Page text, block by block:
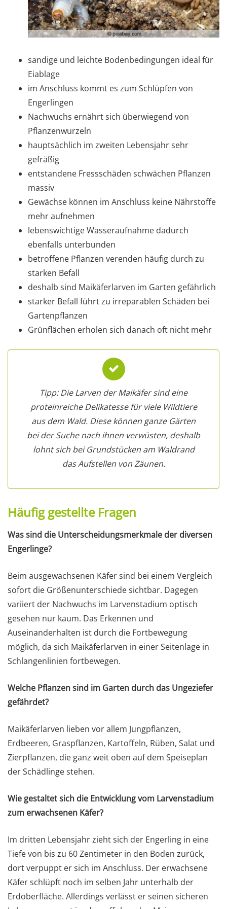
sandige und leichte Bodenbedingungen ideal für
Eiablage
im Anschluss kommt es zum Schlüpfen von
Engerlingen
Nachwuchs ernährt sich überwiegend von
Pflanzenwurzeln
hauptsächlich im zweiten Lebensjahr sehr
gefräßig
entstandene Fressschäden schwächen Pflanzen
massiv
Gewächse können im Anschluss keine Nährstoffe
mehr aufnehmen
lebenswichtige Wasseraufnahme dadurch
ebenfalls unterbunden
betroffene Pflanzen verenden häufig durch zu
starken Befall
deshalb sind Maikäferlarven im Garten gefährlich
starker Befall führt zu irreparablen Schäden bei
Gartenpflanzen
Grünflächen erholen sich danach oft nicht mehr
Tipp: Die Larven der Maikäfer sind eine
proteinreiche Delikatesse für viele Wildtiere
aus dem Wald. Diese können ganze Gärten
bei der Suche nach ihnen verwüsten, deshalb
lohnt sich bei Grundstücken am Waldrand
das Aufstellen von Zäunen.
Häufig gestellte Fragen
Was sind die Unterscheidungsmerkmale der diversen
Engerlinge?
Beim ausgewachsenen Käfer sind bei einem Vergleich
sofort die Größenunterschiede sichtbar. Dagegen
variiert der Nachwuchs im Larvenstadium optisch
gesehen nur kaum. Das Erkennen und
Auseinanderhalten ist durch die Fortbewegung
möglich, da sich Maikäferlarven in einer Seitenlage in
Schlangenlinien fortbewegen.
Welche Pflanzen sind im Garten durch das Ungeziefer
gefährdet?
Maikäferlarven lieben vor allem Jungpflanzen,
Erdbeeren, Graspflanzen, Kartoffeln, Rüben, Salat und
Zierpflanzen, die ganz weit oben auf dem Speiseplan
der Schädlinge stehen.
Wie gestaltet sich die Entwicklung vom Larvenstadium
zum erwachsenen Käfer?
Im dritten Lebensjahr zieht sich der Engerling in eine
Tiefe von bis zu 60 Zentimeter in den Boden zurück,
dort verpuppt er sich im Anschluss. Der erwachsene
Käfer schlüpft noch im selben Jahr unterhalb der
Erdoberfläche. Allerdings verlässt er seinen sicheren